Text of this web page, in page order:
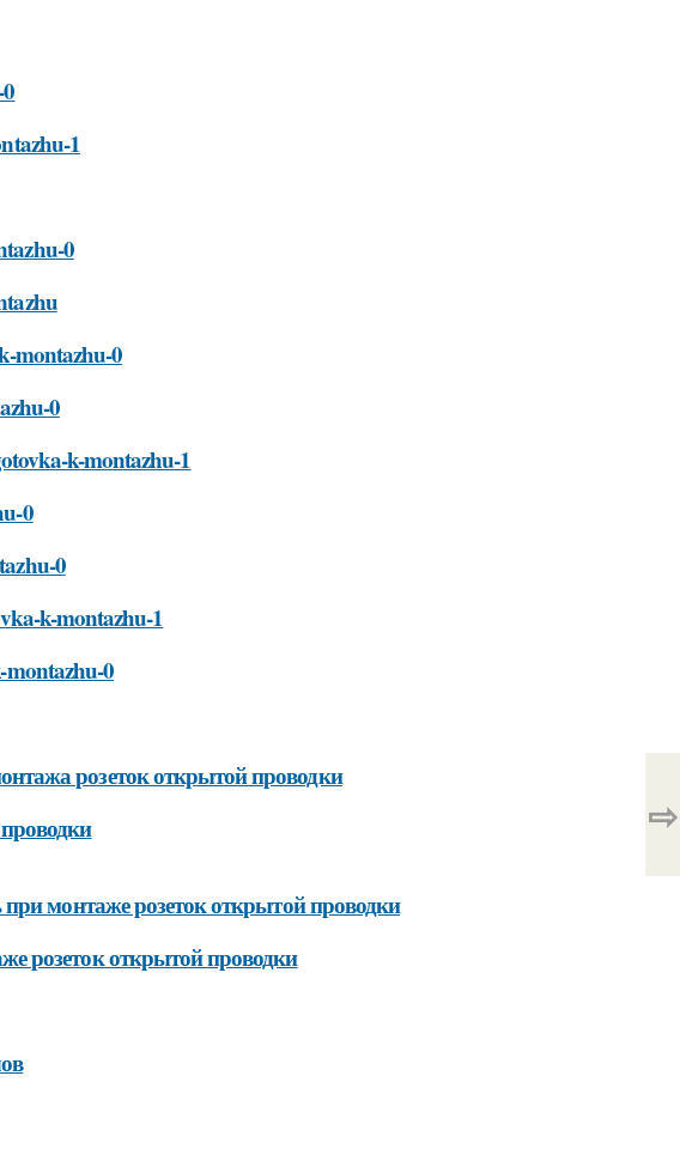
1
0
montazhu-0
0
k-montazhu-1
0
0
k-montazhu-1
montazhu-0
розеток открытой проводки
при монтаже розеток открытой проводки
розеток открытой проводки
⇨